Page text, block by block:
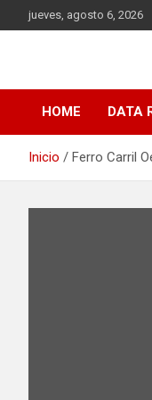
Saltar
al
jueves, agosto 6, 2026
DATA
HOME DATA
Inicio Ferro Carril